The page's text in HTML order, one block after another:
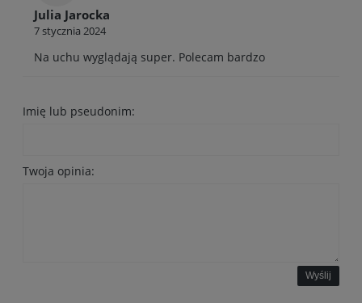
Julia Jarocka
7 stycznia 2024
Na uchu wyglądają super. Polecam bardzo
Imię lub pseudonim:
Twoja opinia:
Wyślij